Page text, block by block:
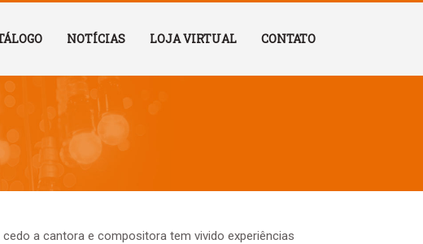
NOTÍCIAS LOJA VIRTUAL CONTATO
a cantora e compositora tem vivido experiências